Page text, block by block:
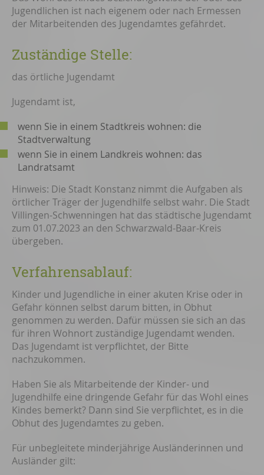
Jugendlichen ist nach eigenem oder nach Ermessen
der Mitarbeitenden des Jugendamtes gefährdet.
Zuständige Stelle:
das örtliche Jugendamt
Jugendamt ist,
wenn Sie in einem Stadtkreis wohnen: die
Stadtverwaltung
wenn Sie in einem Landkreis wohnen: das
Landratsamt
Hinweis: Die Stadt Konstanz nimmt die Aufgaben als
örtlicher Träger der Jugendhilfe selbst wahr. Die Stadt
Villingen-Schwenningen hat das städtische Jugendamt
zum 01.07.2023 an den Schwarzwald-Baar-Kreis
übergeben.
Verfahrensablauf:
Kinder und Jugendliche in einer akuten Krise oder in
Gefahr können selbst darum bitten, in Obhut
genommen zu werden. Dafür müssen sie sich an das
für ihren Wohnort zuständige Jugendamt wenden.
Das Jugendamt ist verpflichtet, der Bitte
nachzukommen.
Haben Sie als Mitarbeitende der Kinder- und
Jugendhilfe eine dringende Gefahr für das Wohl eines
Kindes bemerkt? Dann sind Sie verpflichtet, es in die
Obhut des Jugendamtes zu geben.
Für unbegleitete minderjährige Ausländerinnen und
Ausländer gilt: